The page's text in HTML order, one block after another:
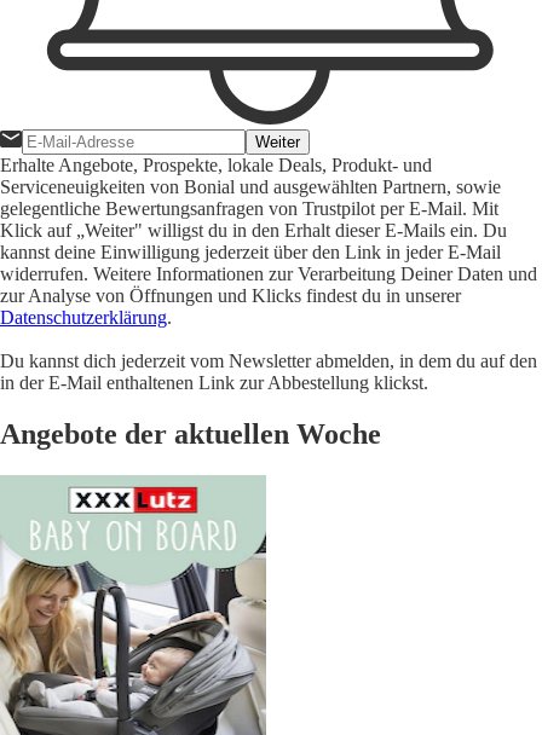
Weiter
Erhalte Angebote, Prospekte, lokale Deals, Produkt- und
Serviceneuigkeiten von Bonial und ausgewählten Partnern, sowie
gelegentliche Bewertungsanfragen von Trustpilot per E-Mail. Mit
Klick auf „Weiter" willigst du in den Erhalt dieser E-Mails ein. Du
kannst deine Einwilligung jederzeit über den Link in jeder E-Mail
widerrufen. Weitere Informationen zur Verarbeitung Deiner Daten und
zur Analyse von Öffnungen und Klicks findest du in unserer
Datenschutzerklärung.
Du kannst dich jederzeit vom Newsletter abmelden, in dem du auf den
in der E-Mail enthaltenen Link zur Abbestellung klickst.
Angebote der aktuellen Woche